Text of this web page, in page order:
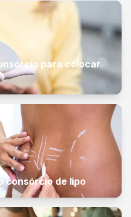
para colocar
consórcio de lipo